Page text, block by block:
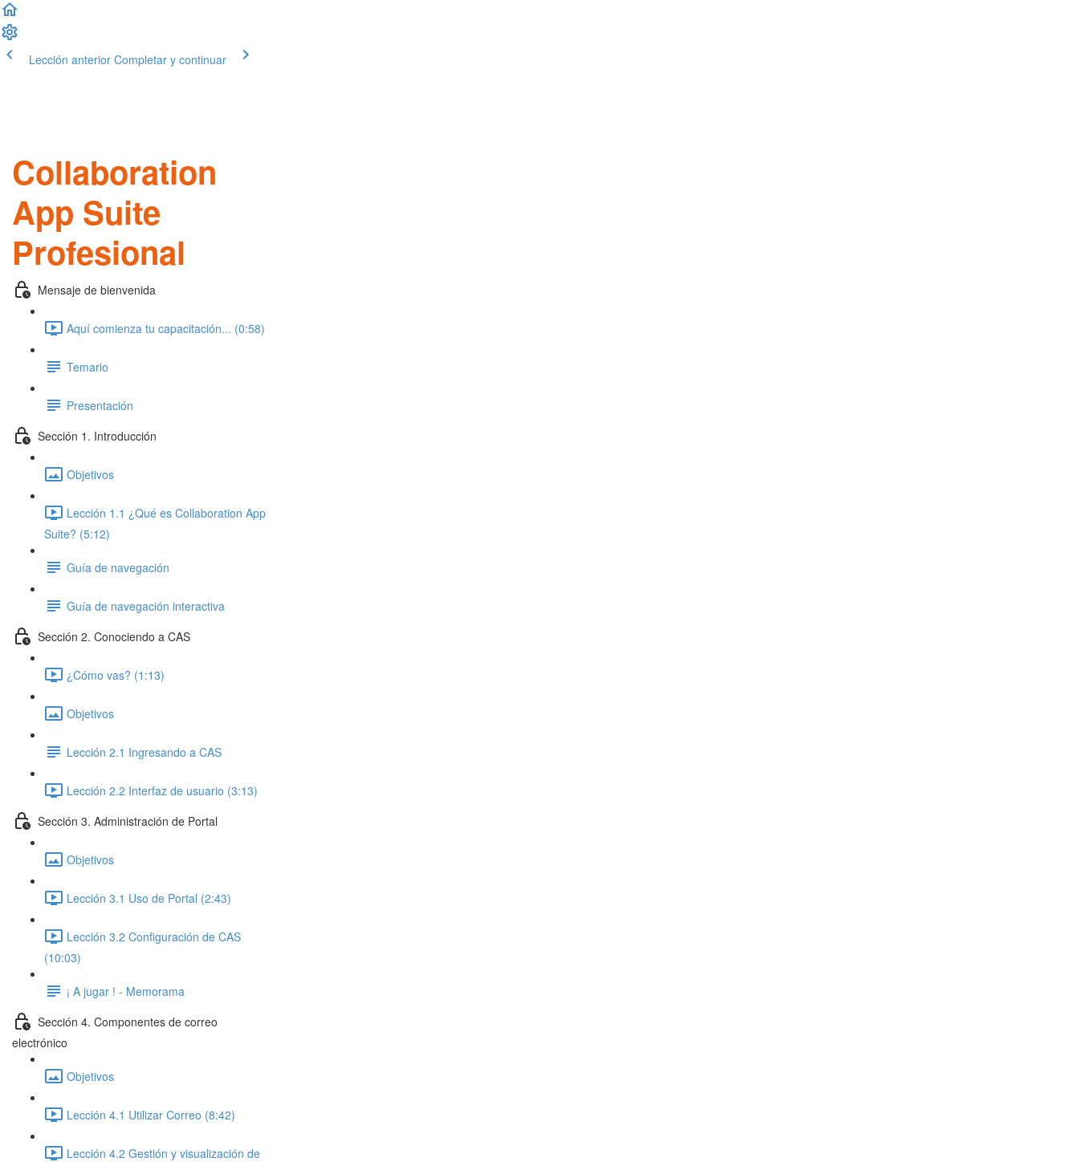
Lección anterior Completar y continuar
Collaboration
App Suite
Profesional
Mensaje de bienvenida
Aquí comienza tu capacitación... (0:58)
Temario
Presentación
Sección 1. Introducción
Objetivos
Lección 1.1 ¿Qué es Collaboration App
Suite? (5:12)
Guía de navegación
Guía de navegación interactiva
Sección 2. Conociendo a CAS
¿Cómo vas? (1:13)
Objetivos
Lección 2.1 Ingresando a CAS
Lección 2.2 Interfaz de usuario (3:13)
Sección 3. Administración de Portal
Objetivos
Lección 3.1 Uso de Portal (2:43)
Lección 3.2 Configuración de CAS
(10:03)
¡ A jugar ! - Memorama
Sección 4. Componentes de correo
electrónico
Objetivos
Lección 4.1 Utilizar Correo (8:42)
Lección 4.2 Gestión y visualización de